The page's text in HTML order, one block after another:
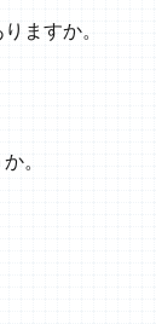
ますか。
。